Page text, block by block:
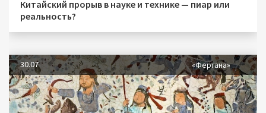
Китайский прорыв в науке и технике — пиар или
реальность?
30.07 «Фергана»